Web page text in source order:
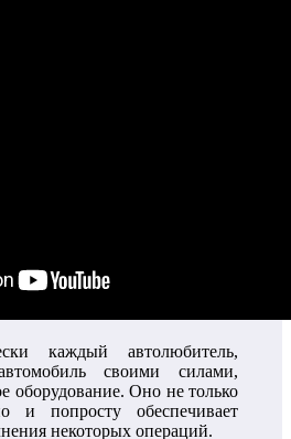
каждый автолюбитель,
своими силами,
оборудование. Оно не только
и попросту обеспечивает
некоторых операций.